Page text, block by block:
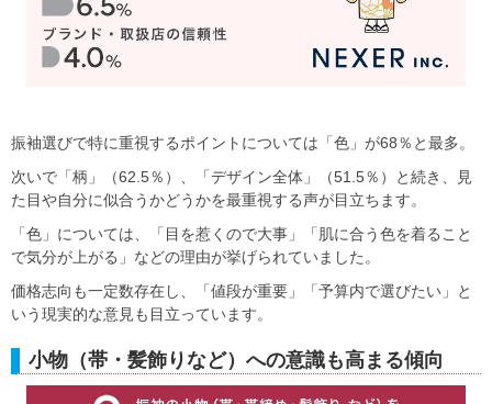
振袖選びで特に重視するポイントについては「色」が68％と最多。
次いで「柄」（62.5％）、「デザイン全体」（51.5％）と続き、見
た目や自分に似合うかどうかを最重視する声が目立ちます。
「色」については、「目を惹くので大事」「肌に合う色を着ること
で気分が上がる」などの理由が挙げられていました。
価格志向も一定数存在し、「値段が重要」「予算内で選びたい」と
いう現実的な意見も目立っています。
小物（帯・髪飾りなど）への意識も高まる傾向